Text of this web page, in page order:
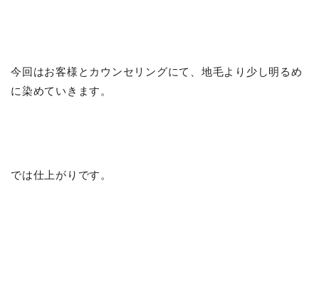
今回はお客様とカウンセリングにて、地毛より少し明るめ
に染めていきます。
では仕上がりです。